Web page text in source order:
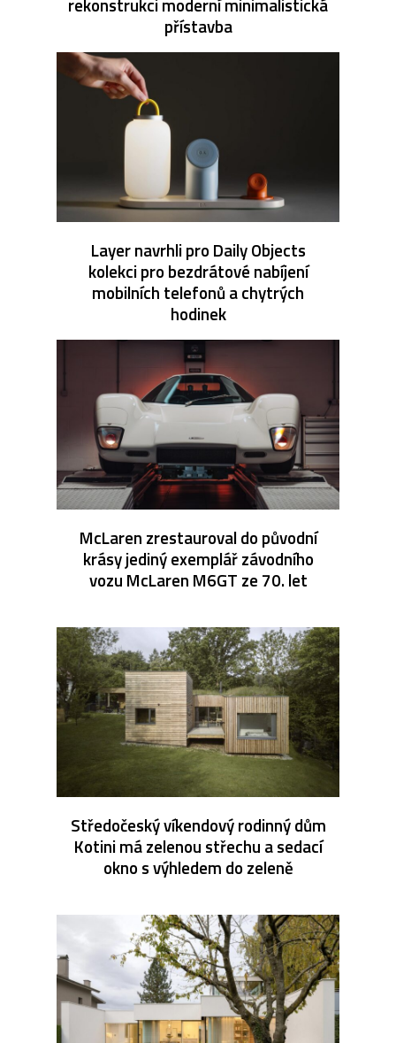
přístavba
Layer navrhli pro Daily Objects
kolekci pro bezdrátové nabíjení
mobilních telefonů a chytrých
hodinek
McLaren zrestauroval do původní
krásy jediný exemplář závodního
vozu McLaren M6GT ze 70. let
Středočeský víkendový rodinný dům
Kotini má zelenou střechu a sedací
okno s výhledem do zeleně